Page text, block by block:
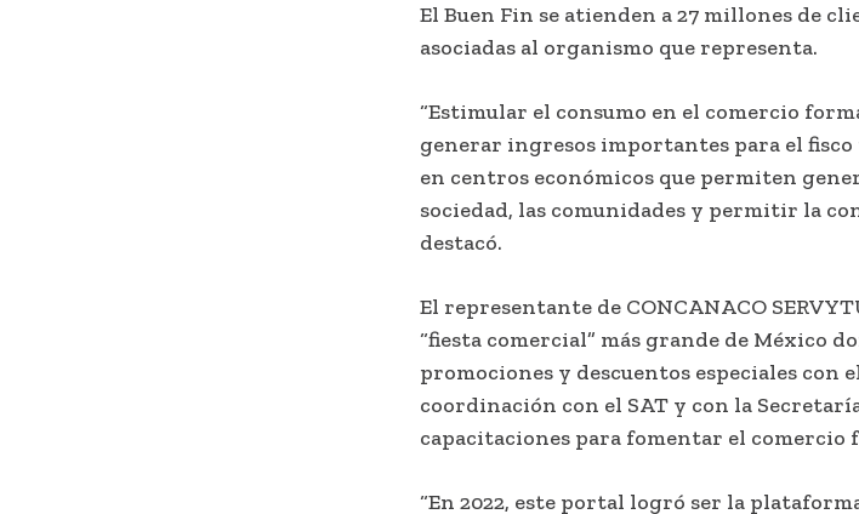
El Buen Fin se atienden a 27 millones de
asociadas al organismo que representa.
“Estimular el consumo en el comercio
generar ingresos importantes para el
en centros económicos que permiten
sociedad, las comunidades y permitir la
destacó.
El representante de CONCANACO
“fiesta comercial” más grande de México
promociones y descuentos especiales con
coordinación con el SAT y con la
capacitaciones para fomentar el comercio
“En 2022, este portal logró ser la